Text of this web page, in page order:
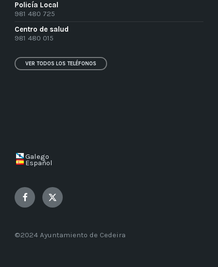
Policía Local
981 480 725
Centro de salud
981 480 015
VER TODOS LOS TELÉFONOS
Galego
Español
Facebook Twitter
©2024 Ayuntamiento de Cedeira